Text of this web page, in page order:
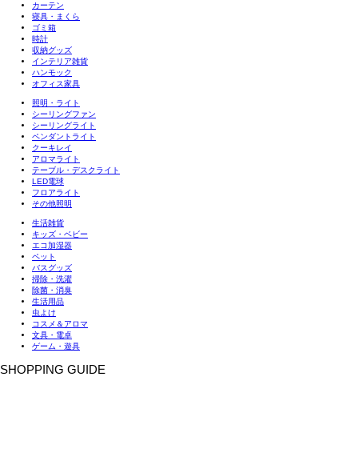
カーテン
寝具・まくら
ゴミ箱
時計
収納グッズ
インテリア雑貨
ハンモック
オフィス家具
照明・ライト
シーリングファン
シーリングライト
ペンダントライト
クーキレイ
アロマライト
テーブル・デスクライト
LED電球
フロアライト
その他照明
生活雑貨
キッズ・ベビー
エコ加湿器
ペット
バスグッズ
掃除・洗濯
除菌・消臭
生活用品
虫よけ
コスメ＆アロマ
文具・電卓
ゲーム・遊具
SHOPPING GUIDE